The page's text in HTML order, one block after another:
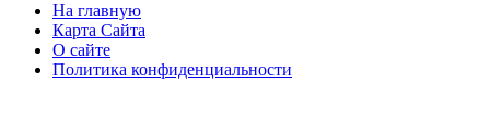
На главную
Карта Сайта
О сайте
Политика конфиденциальности